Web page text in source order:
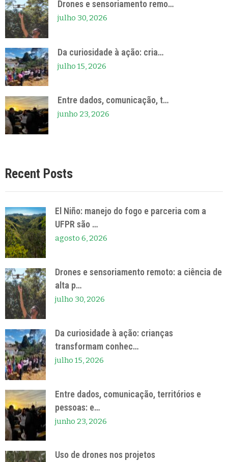
Drones e sensoriamento remo…
julho 30, 2026
Da curiosidade à ação: cria…
julho 15, 2026
Entre dados, comunicação, t…
junho 23, 2026
Recent Posts
El Niño: manejo do fogo e parceria com a
UFPR são …
agosto 6, 2026
Drones e sensoriamento remoto: a ciência de
alta p…
julho 30, 2026
Da curiosidade à ação: crianças
transformam conhec…
julho 15, 2026
Entre dados, comunicação, territórios e
pessoas: e…
junho 23, 2026
Uso de drones nos projetos